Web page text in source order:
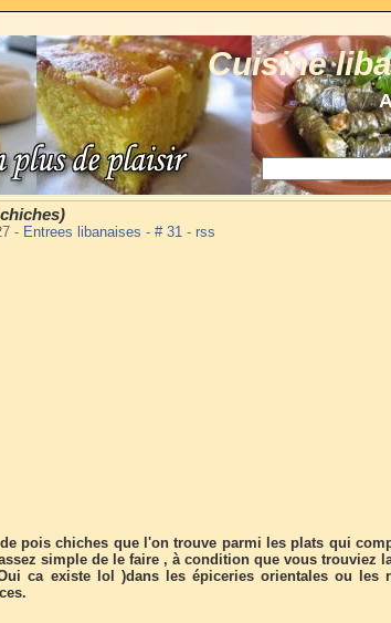
Cuisine
- Entrees libanaises - # 31 - rss
pois chiches que l'on trouve parmi les plats qui
simple de le faire , à condition que vous trouviez
ca existe lol )dans les épiceries orientales ou les